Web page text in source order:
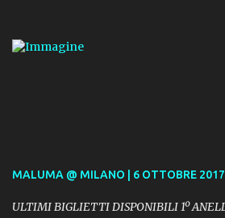
MALUMA @ MILANO | 6 OTTOBRE 2017
ULTIMI BIGLIETTI DISPONIBILI 1º